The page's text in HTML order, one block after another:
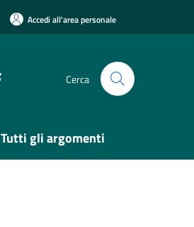
Accedi all'area personale
Cerca
Tutti gli argomenti